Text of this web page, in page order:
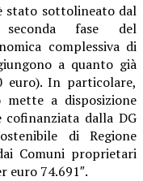
stato sottolineato dal
fase del
complessiva di
a quanto già
euro). In particolare,
a disposizione
dalla DG
di Regione
Comuni proprietari
euro 74.691″.